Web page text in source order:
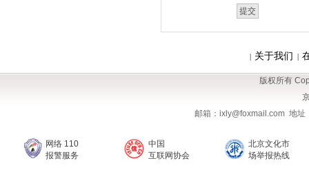
| 关于我们 |
版权所有
邮箱：ixly@foxmail.com 地
网络 110
报警服务
中国
互联网协会
北京文化市
场举报热线